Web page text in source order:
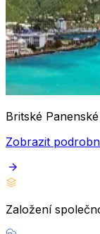
Britské
Zobrazit
Založení